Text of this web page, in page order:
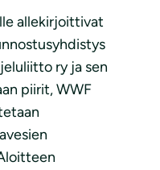
allekirjoittivat
ry ja sen
piirit, WWF